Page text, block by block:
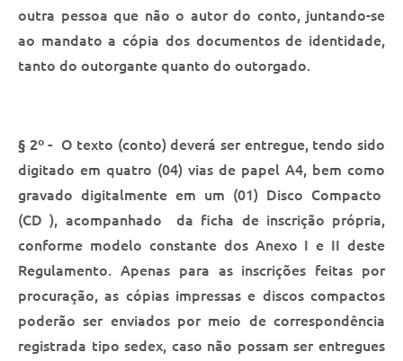
outra pessoa que não o autor do conto, juntando-se
ao mandato a cópia dos documentos de identidade,
tanto do outorgante quanto do outorgado.
§ 2º -
O texto (conto) deverá ser entregue, tendo sido
digitado em quatro (04) vias de papel A4, bem como
gravado digitalmente em um (01) Disco Compacto
(CD ), acompanhado da ficha de inscrição própria,
conforme modelo constante dos Anexo I e II deste
Regulamento. Apenas para as inscrições feitas por
procuração, as cópias impressas e discos compactos
poderão ser enviados por meio de correspondência
registrada tipo sedex, caso não possam ser entregues